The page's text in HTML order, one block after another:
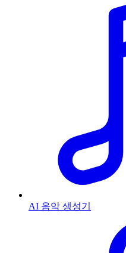
AI 음악 생성기